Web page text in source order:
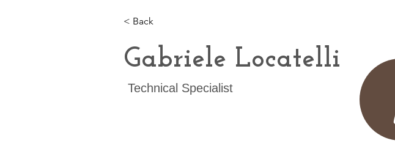
< Back
Gabriele Locatelli
Technical Specialist